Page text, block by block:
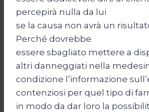
percepirà nulla da lui
se la causa non avrà un
Perché dovrebbe
essere sbagliato mettere a
altri danneggiati nella
condizione l’informazione
contenziosi per quel tipo di
in modo da dar loro la